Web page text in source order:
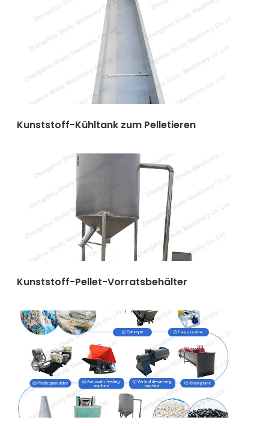
Kunststoff-Kühltank zum Pelletieren
Kunststoff-Pellet-Vorratsbehälter